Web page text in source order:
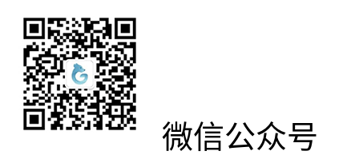
微信公众号